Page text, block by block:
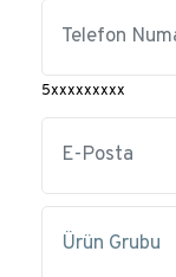
5xxxxxxxxx